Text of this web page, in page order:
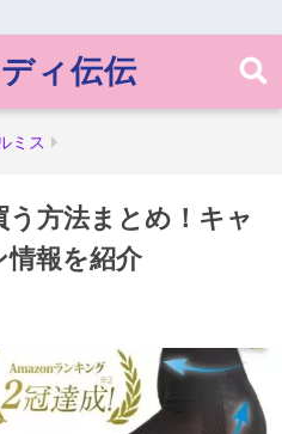
ディ伝伝
ミス
方法まとめ！キャ
情報を紹介